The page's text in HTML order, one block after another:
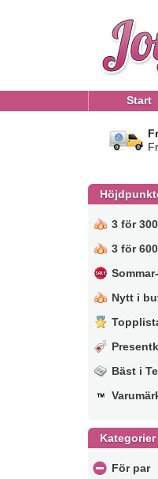
Start
3 för
3 för
Nytt i
Bäst i
Kategorier
För par